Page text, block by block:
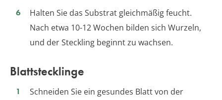
Halten Sie das Substrat gleichmäßig feucht.
Nach etwa 10-12 Wochen bilden sich Wurzeln,
und der Steckling beginnt zu wachsen.
Blattstecklinge
Schneiden Sie ein gesundes Blatt von der